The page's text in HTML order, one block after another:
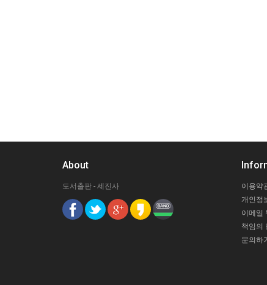
About
도서출판 - 세진사
이용약
개인정
이메일
책임의
문의하기